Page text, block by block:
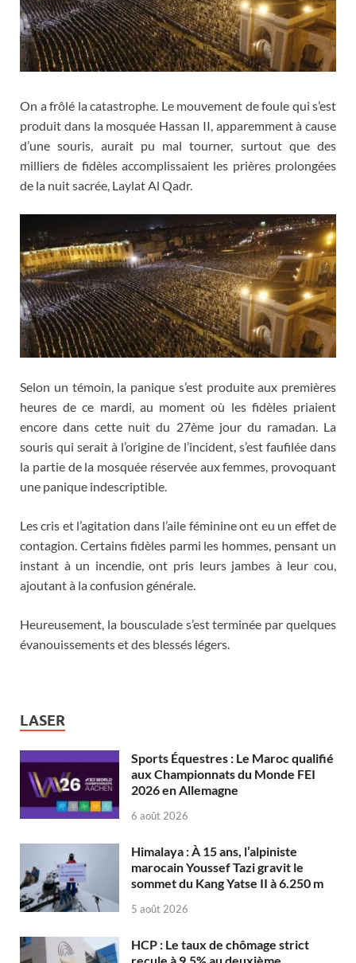
On a frôlé la catastrophe. Le mouvement de foule qui s’est
produit dans la mosquée Hassan II, apparemment à cause
d’une souris, aurait pu mal tourner, surtout que des
milliers de fidèles accomplissaient les prières prolongées
de la nuit sacrée, Laylat Al Qadr.
Selon un témoin, la panique s’est produite aux premières
heures de ce mardi, au moment où les fidèles priaient
encore dans cette nuit du 27ème jour du ramadan. La
souris qui serait à l’origine de l’incident, s’est faufilée dans
la partie de la mosquée réservée aux femmes, provoquant
une panique indescriptible.
Les cris et l’agitation dans l’aile féminine ont eu un effet de
contagion. Certains fidèles parmi les hommes, pensant un
instant à un incendie, ont pris leurs jambes à leur cou,
ajoutant à la confusion générale.
Heureusement, la bousculade s’est terminée par quelques
évanouissements et des blessés légers.
LASER
Sports Équestres : Le Maroc qualifié
aux Championnats du Monde FEI
2026 en Allemagne
6 août 2026
Himalaya : À 15 ans, l’alpiniste
marocain Youssef Tazi gravit le
sommet du Kang Yatse II à 6.250 m
5 août 2026
HCP : Le taux de chômage strict
recule à 9,5% au deuxième